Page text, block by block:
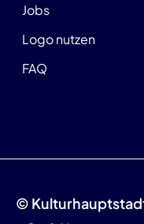
Jobs
Logo nutzen
FAQ
©